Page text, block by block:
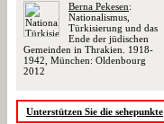
Berna Pekesen:
Nationalismus,
Türkisierung und das
Ende der jüdischen
Gemeinden in Thrakien. 1918-
1942, München: Oldenbourg
2012
Unterstützen Sie die sehepunkte